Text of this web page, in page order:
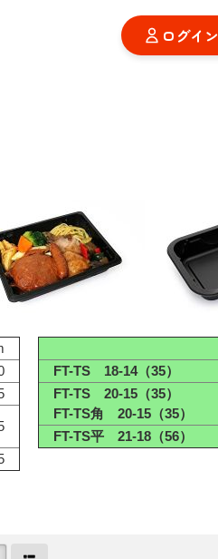
ログイン
FT-TS 18-14（35）
FT-TS 20-15（35）
FT-TS角 20-15（35）
FT-TS平 21-18（56）